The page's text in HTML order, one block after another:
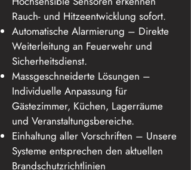
Rauch- und Hitzeentwicklung sofort.
Automatische Alarmierung – Direkte
Weiterleitung an Feuerwehr und
Sicherheitsdienst.
Massgeschneiderte Lösungen –
Individuelle Anpassung für
Gästezimmer, Küchen, Lagerräume
und Veranstaltungsbereiche.
Einhaltung aller Vorschriften – Unsere
Systeme entsprechen den aktuellen
Brandschutzrichtlinien